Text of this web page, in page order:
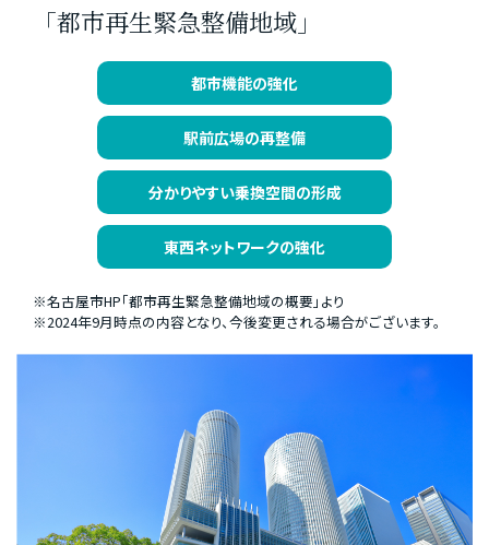
「都市再生緊急整備地域」
都市機能の強化
駅前広場の再整備
分かりやすい乗換空間の形成
東西ネットワークの強化
※名古屋市HP「都市再生緊急整備地域の概要」より
※2024年9月時点の内容となり、今後変更される場合がございます。